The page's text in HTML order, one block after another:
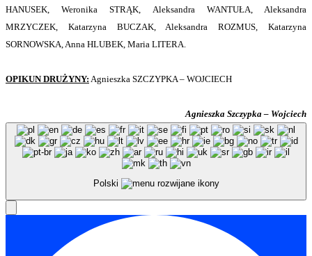
HANUSEK, Weronika STRĄK, Aleksandra WANTUŁA, Aleksandra
MRZYCZEK, Katarzyna BUCZAK, Aleksandra ROZMUS, Katarzyna
SORNOWSKA, Anna HLUBEK, Maria LITERA.
OPIKUN DRUŻYNY: Agnieszka SZCZYPKA – WOJCIECH
Agnieszka Szczypka – Wojciech
Polski